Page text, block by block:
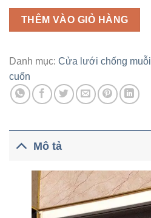
màu
trắng
số
lượng
THÊM VÀO GIỎ HÀNG
Danh mục: Cửa lưới chống muỗi
cuốn
Mô tả